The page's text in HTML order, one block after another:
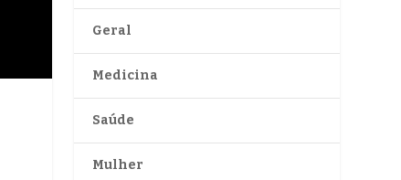
Geral
Medicina
Saúde
Mulher